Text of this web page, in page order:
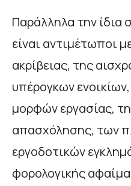
Παράλληλα την ίδια
είναι αντιμέτωποι
ακρίβειας, της
υπέρογκων
μορφών εργασίας,
απασχόλησης, των
εργοδοτικών
φορολογικής